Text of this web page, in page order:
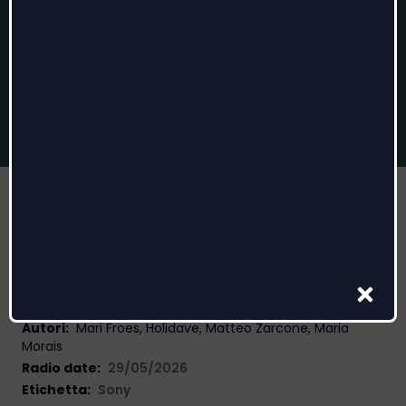
Autori: Mari Froes, Holidave, Matteo Zarcone, Maria
Morais
Radio date: 29/05/2026
Etichetta: Sony